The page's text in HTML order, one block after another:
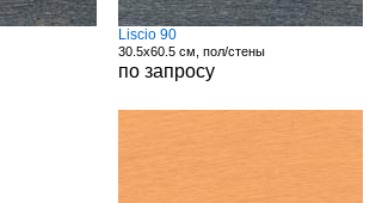
Liscio 90
30.5x60.5 см, пол/стены
по запросу